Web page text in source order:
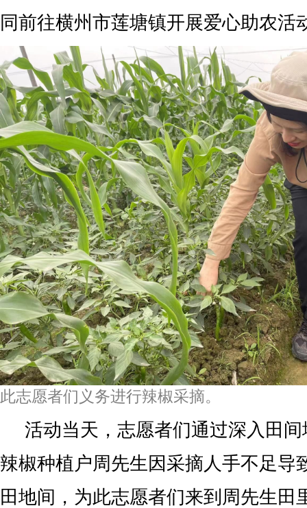
同前往横州市莲塘镇开展爱心助农活
此志愿者们义务进行辣椒采摘。
活动当天，志愿者们通过深入田
辣椒种植户周先生因采摘人手不足导
田地间，为此志愿者们来到周先生田